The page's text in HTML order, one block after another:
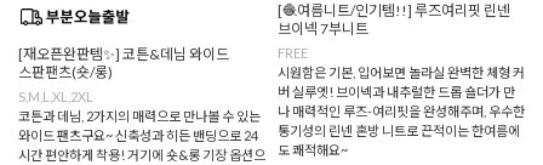
[재오픈완판템✨] 코튼&데님 와이드
스판팬츠(숏/롱)
S,M,L,XL,2XL
코튼과 데님, 2가지의 매력으로 만나볼 수 있는
와이드 팬츠구요~ 신축성과 히든 밴딩으로 24
시간 편안하게 착용! 거기에 숏&롱 기장 옵션으
[🧶여름니트/인기템!!] 루즈여리핏 린넨
브이넥 7부니트
FREE
시원함은 기본, 입어보면 놀라실 완벽한 체형 커
버 실루엣! 브이넥과 내추럴한 드롭 숄더가 만
나 매력적인 루즈-여리핏을 완성해주며, 우수한
통기성의 린넨 혼방 니트로 끈적이는 한여름에
도 쾌적해요~